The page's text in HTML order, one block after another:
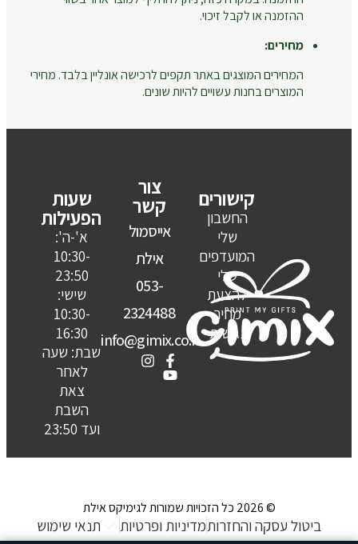
ההזמנה או לקבל זיכוי.
מחירים:
המחירים המוצגים באתר תקפים לרכישה אונליין בלבד. מחירי
המוצרים בחנות עשויים להיות שונים.
קישורים
החשבון
שלי
המועדפים
שלי
להצעת
מחיר
נגישות
צור
קשר
אייסמול
אילת
053-
2324488
info@gimix.co.il
שעות
הפעילות
א'-ה':
10:30-
23:50
שישי:
10:30-
16:30
שבת: שעה
לאחר
צאת
השבת
ועד 23:50
© 2026 כל הזכויות שמורות לגימיקס אילת
ביטול עסקה והחזרותמדיניות ופרטיות תנאי שימוש